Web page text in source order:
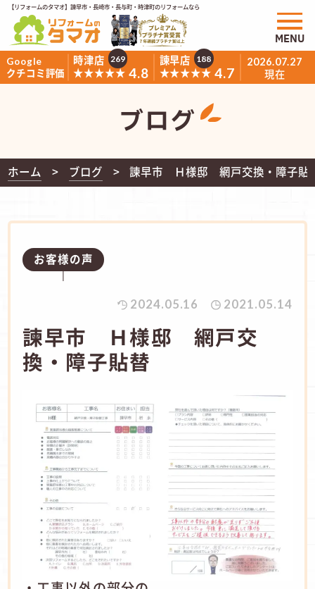
【リフォームのタマオ】諫早市・長崎市・長与町・時津町のリフォームなら
Google
クチコミ評価
時津店
★★★★★ 4.8
269
諫早店
★★★★★ 4.7
188 2026.07.27
現在
MENU
ブログ
ホーム ブログ 諫早市 Ｈ様邸 網戸交換・障子貼
お客様の声
2024.05.16 2021.05.14
諫早市 Ｈ様邸 網戸交
換・障子貼替